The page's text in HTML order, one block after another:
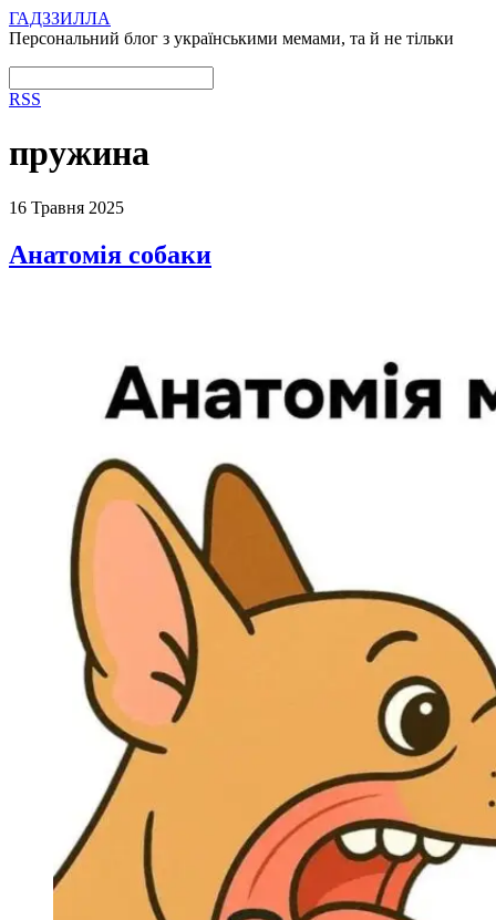
ГАДЗЗИЛЛА
Персональний блог з українськими мемами, та й не тільки
RSS
пружина
16 Травня 2025
Анатомія собаки